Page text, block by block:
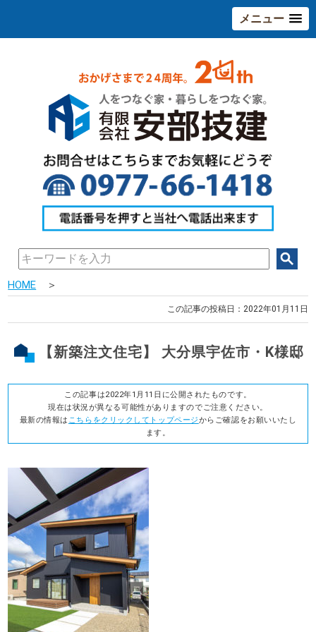
メニュー
HOME ＞
この記事の投稿日：2022年01月11日
【新築注文住宅】 大分県宇佐市・K様邸
この記事は2022年1月11日に公開されたものです。
現在は状況が異なる可能性がありますのでご注意ください。
最新の情報は こちらをクリックしてトップページからご確認をお願いいたし
ます。